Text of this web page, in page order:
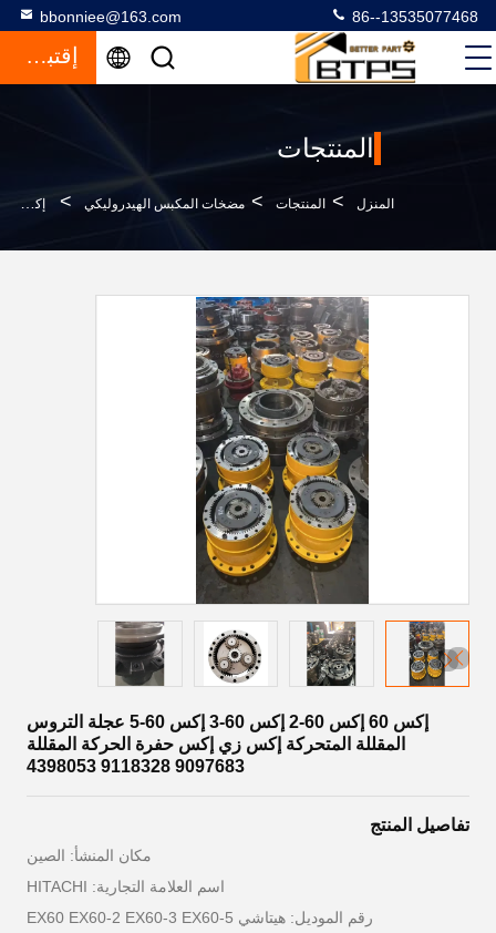
bbonniee@163.com 86--13535077468
إقتباس
المنتجات
المنزل > المنتجات > مضخات المكبس الهيدروليكي > إكس 60 إكس 60-2 إكس 60-3 إكس 60-5 عجلة التروس المقللة المتحركة إكس زي إكس حفرة الحركة المقللة 9097683 9118328 4398053
إكس 60 إكس 60-2 إكس 60-3 إكس 60-5 عجلة التروس
المقللة المتحركة إكس زي إكس حفرة الحركة المقللة
9097683 9118328 4398053
تفاصيل المنتج
مكان المنشأ: الصين
اسم العلامة التجارية: HITACHI
رقم الموديل: هيتاشي EX60 EX60-2 EX60-3 EX60-5